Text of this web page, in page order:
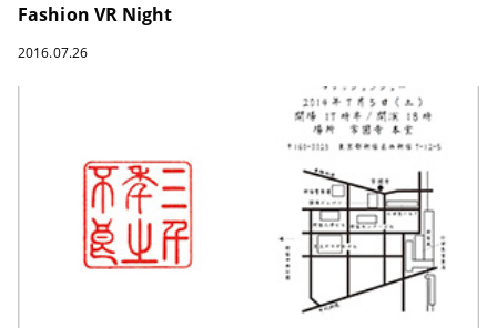
Fashion VR Night
2016.07.26